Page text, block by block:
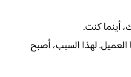
أينما كنت.
لهذا السبب، أصبح